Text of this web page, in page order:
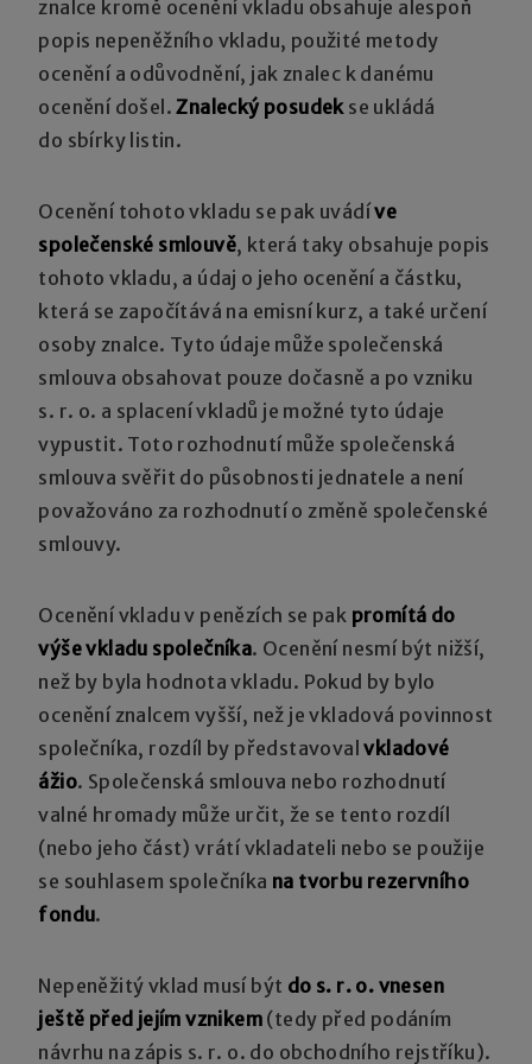
znalce kromě ocenění vkladu obsahuje alespoň
popis nepeněžního vkladu, použité metody
ocenění a odůvodnění, jak znalec k danému
ocenění došel.Znalecký posudekse ukládá
do sbírky listin.
Ocenění tohoto vkladu se pak uvádíve
společenské smlouvě, která taky obsahuje popis
tohoto vkladu, a údaj o jeho ocenění a částku,
která se započítává na emisní kurz, a také určení
osoby znalce. Tyto údaje může společenská
smlouva obsahovat pouze dočasně a po vzniku
s. r. o. a splacení vkladů je možné tyto údaje
vypustit. Toto rozhodnutí může společenská
smlouva svěřit do působnosti jednatele a není
považováno za rozhodnutí o změně společenské
smlouvy.
Ocenění vkladu v penězích se pak promítá do
výše vkladu společníka. Ocenění nesmí být nižší,
než by byla hodnota vkladu. Pokud by bylo
ocenění znalcem vyšší, než je vkladová povinnost
společníka, rozdíl by představoval vkladové
ážio. Společenská smlouva nebo rozhodnutí
valné hromady může určit, že se tento rozdíl
(nebo jeho část) vrátí vkladateli nebo se použije
se souhlasem společníka na tvorbu rezervního
fondu.
Nepeněžitý vklad musí být do s. r. o. vnesen
ještě před jejím vznikem (tedy před podáním
návrhu na zápis s. r. o. do obchodního rejstříku).